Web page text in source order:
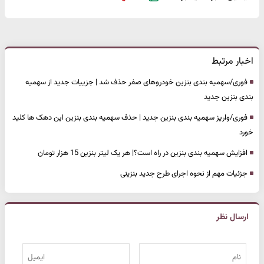
اخبار مرتبط
فوری/سهمیه بندی بنزین خودروهای صفر حذف شد | جزییات جدید از سهمیه
بندی بنزین جدید
فوری/واریز سهمیه بندی بنزین جدید | حذف سهمیه بندی بنزین این دهک ها کلید
خورد
افزایش سهمیه بندی بنزین در راه است؟| هر یک لیتر بنزین 15 هزار تومان
جزئیات مهم از نحوه اجرای طرح جدید بنزینی
ارسال نظر